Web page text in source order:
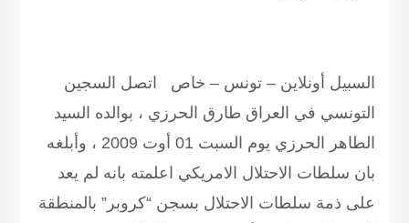
السبيل أونلاين – تونس – خاص اتصل السجين
التونسي في العراق طارق الحرزي ، بوالده السيد
الطاهر الحرزي يوم السبت 01 أوت 2009 ، وأبلغه
بان سلطات الاحتلال الامريكي اعلمته بانه لم يعد
على ذمة سلطات الاحتلال بسجن “كروبر” بالمنطقة